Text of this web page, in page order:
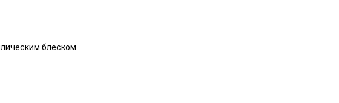
блеском.